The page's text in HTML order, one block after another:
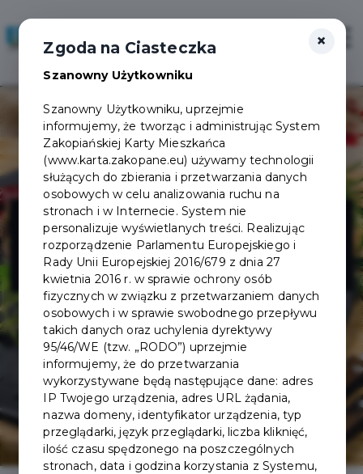
Karczma Chata
Zbójnicka
×
Zgoda na Ciasteczka
Szanowny Użytkowniku
Szanowny Użytkowniku, uprzejmie
informujemy, że tworząc i administrując System
Zakopiańskiej Karty Mieszkańca
(www.karta.zakopane.eu) używamy technologii
służących do zbierania i przetwarzania danych
osobowych w celu analizowania ruchu na
stronach i w Internecie. System nie
personalizuje wyświetlanych treści. Realizując
rozporządzenie Parlamentu Europejskiego i
Rady Unii Europejskiej 2016/679 z dnia 27
kwietnia 2016 r. w sprawie ochrony osób
fizycznych w związku z przetwarzaniem danych
osobowych i w sprawie swobodnego przepływu
takich danych oraz uchylenia dyrektywy
95/46/WE (tzw. „RODO”) uprzejmie
informujemy, że do przetwarzania
wykorzystywane będą następujące dane: adres
IP Twojego urządzenia, adres URL żądania,
nazwa domeny, identyfikator urządzenia, typ
przeglądarki, język przeglądarki, liczba kliknięć,
ilość czasu spędzonego na poszczególnych
stronach, data i godzina korzystania z Systemu,